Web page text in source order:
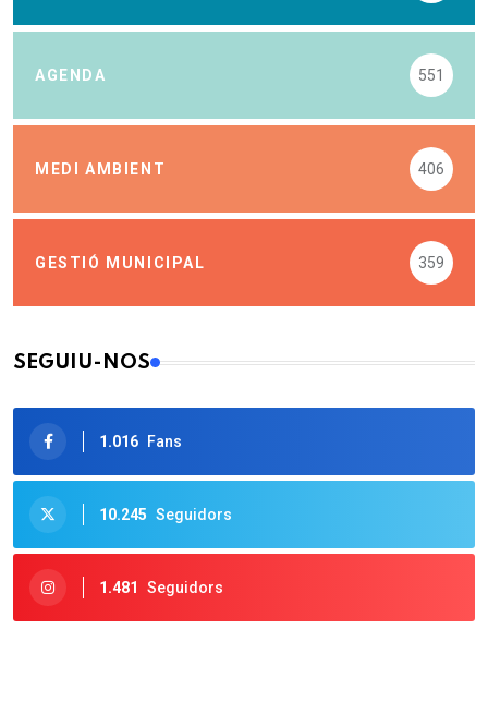
AGENDA 551
MEDI AMBIENT 406
GESTIÓ MUNICIPAL 359
SEGUIU-NOS
1.016 Fans
10.245 Seguidors
1.481 Seguidors